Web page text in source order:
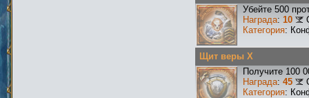
Убейте 500
Награда: 10
Категория:
Щит веры X
Получите 100
Награда: 45
Категория: